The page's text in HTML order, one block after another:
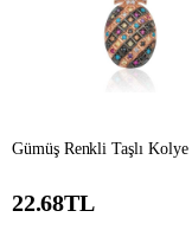
Gümüş Renkli Taşlı Kolye
22.68TL